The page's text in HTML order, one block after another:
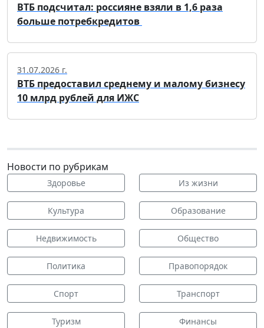
ВТБ подсчитал: россияне взяли в 1,6 раза
больше потребкредитов
31.07.2026 г.
ВТБ предоставил среднему и малому бизнесу
10 млрд рублей для ИЖС
Новости по рубрикам
Здоровье Из жизни
Культура Образование
Недвижимость Общество
Политика Правопорядок
Спорт Транспорт
Туризм Финансы